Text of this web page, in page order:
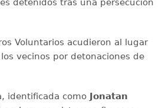
detenidos tras una persecución
Voluntarios acudieron al lugar
vecinos por detonaciones de
identificada como
Jonatan